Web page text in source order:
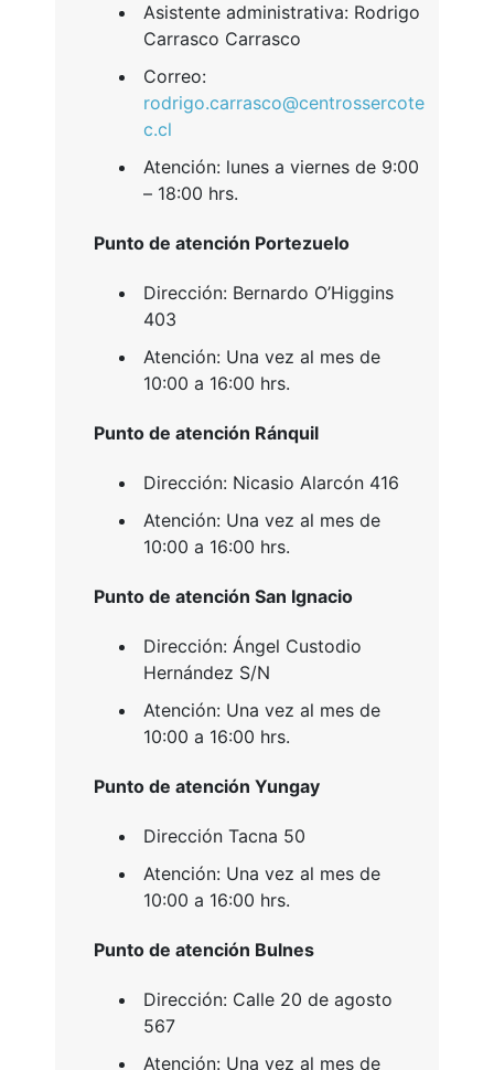
Asistente administrativa: Rodrigo
Carrasco Carrasco
Correo:
rodrigo.carrasco@centrossercote
c.cl
Atención: lunes a viernes de 9:00
– 18:00 hrs.
Punto de atención Portezuelo
Dirección: Bernardo O’Higgins
403
Atención: Una vez al mes de
10:00 a 16:00 hrs.
Punto de atención Ránquil
Dirección: Nicasio Alarcón 416
Atención: Una vez al mes de
10:00 a 16:00 hrs.
Punto de atención San Ignacio
Dirección: Ángel Custodio
Hernández S/N
Atención: Una vez al mes de
10:00 a 16:00 hrs.
Punto de atención Yungay
Dirección Tacna 50
Atención: Una vez al mes de
10:00 a 16:00 hrs.
Punto de atención Bulnes
Dirección: Calle 20 de agosto
567
Atención: Una vez al mes de